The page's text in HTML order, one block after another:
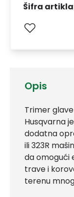
Opis
Trimer glave
Husqvarna
dodatna
ili 323R
da omogući
trave i
terenu
Šifra